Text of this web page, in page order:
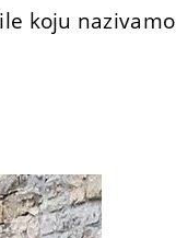
koju nazivamo